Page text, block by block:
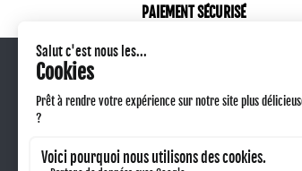
PAIEMENT SÉCURISÉ
Qui sommes-nous ?